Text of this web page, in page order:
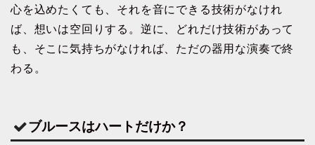
心を込めたくても、それを音にできる技術がなけれ
ば、想いは空回りする。逆に、どれだけ技術があって
も、そこに気持ちがなければ、ただの器用な演奏で終
わる。
ブルースはハートだけか？